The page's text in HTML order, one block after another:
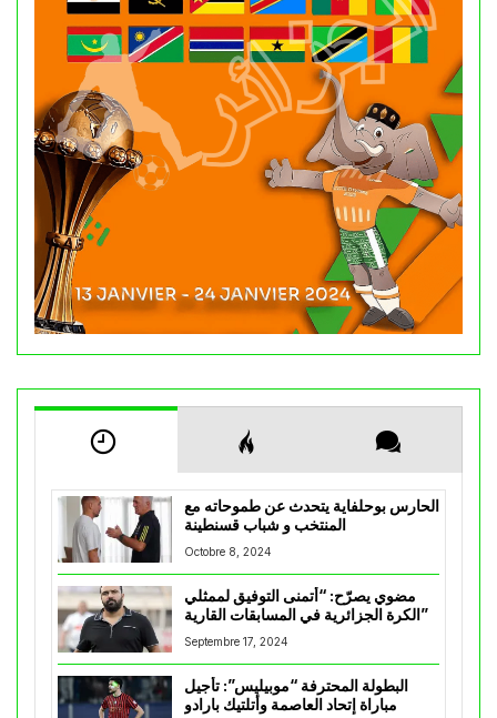
الحارس بوحلفاية يتحدث عن طموحاته مع
المنتخب و شباب قسنطينة
Octobre 8, 2024
مضوي يصرّح: “أتمنى التوفيق لممثلي
الكرة الجزائرية في المسابقات القارية”
Septembre 17, 2024
البطولة المحترفة “موبيليس”: تأجيل
مباراة إتحاد العاصمة وأتلتيك بارادو